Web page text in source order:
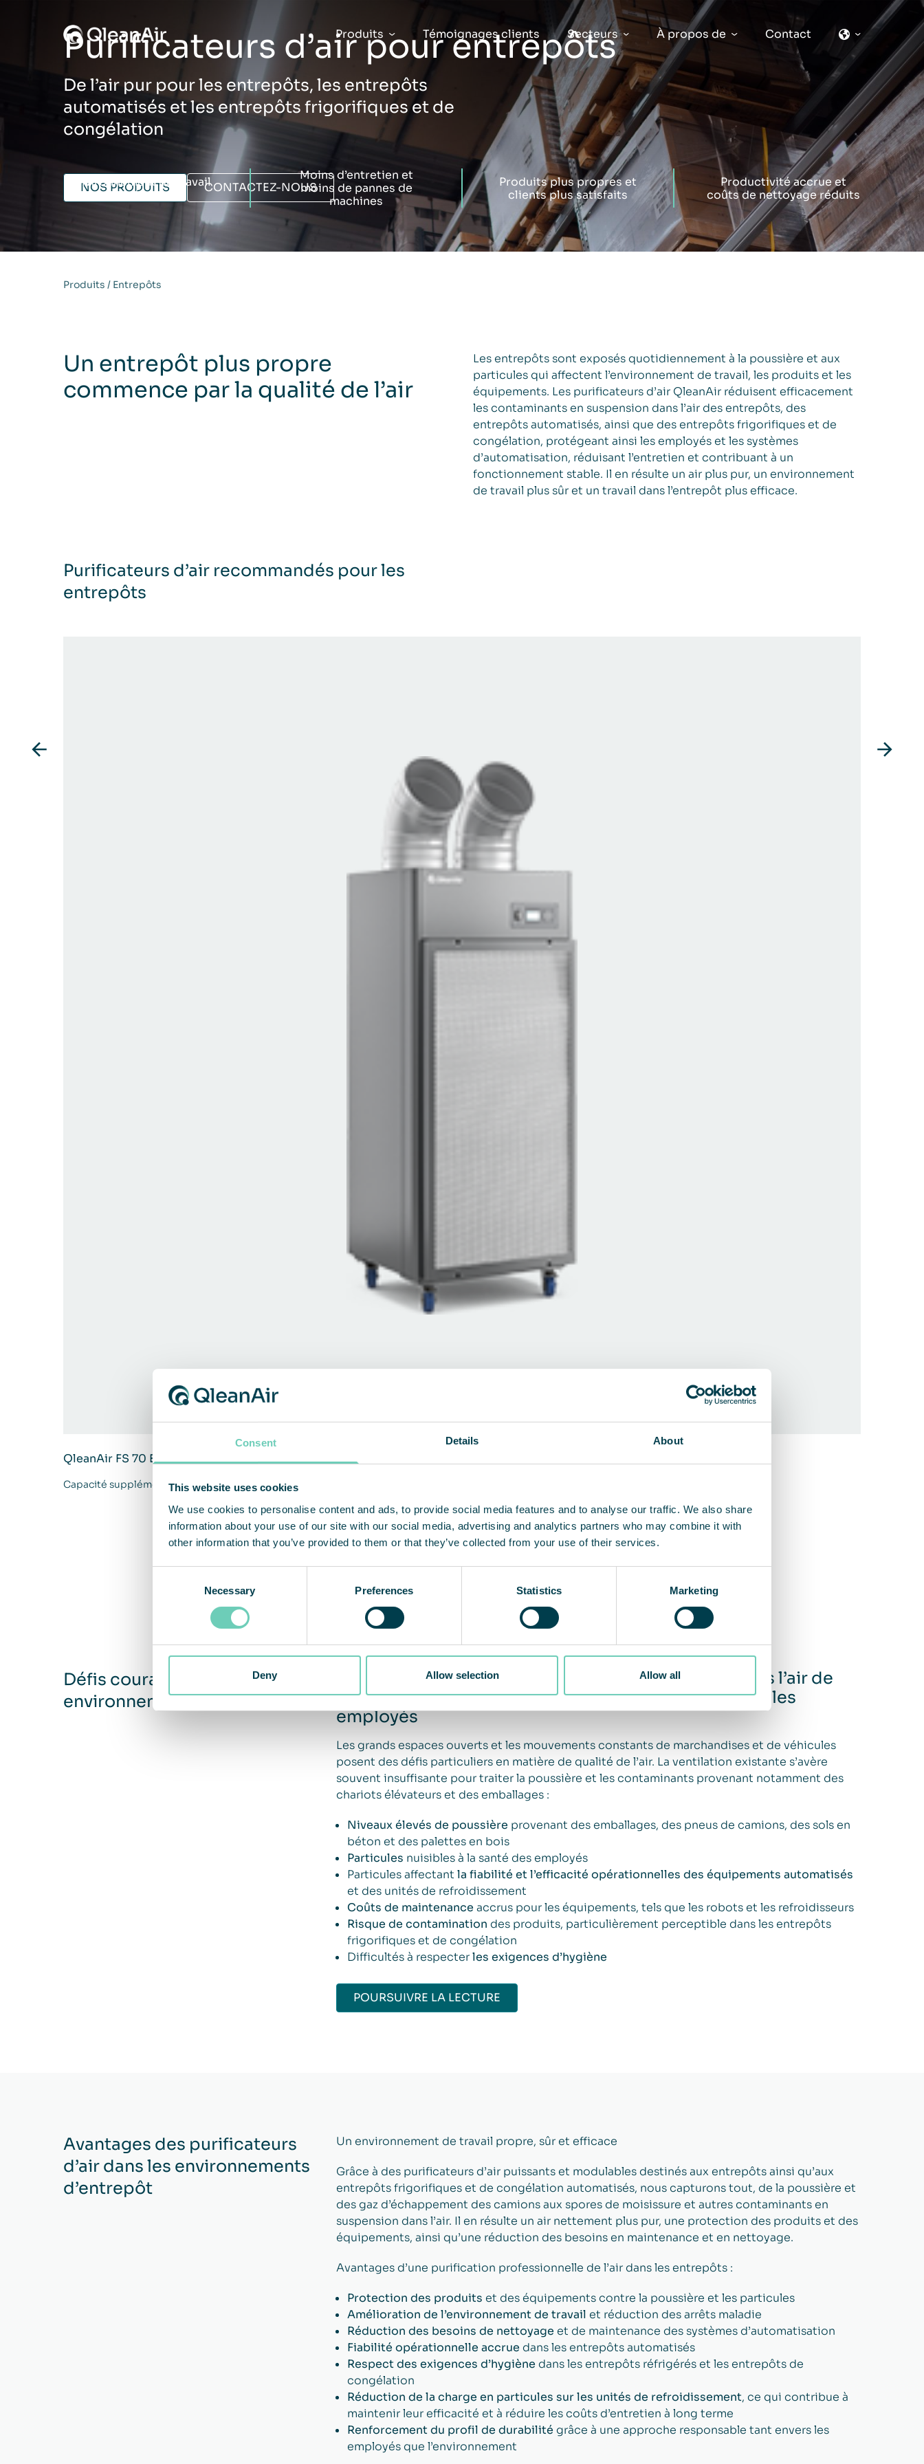
Consent Details About
This website uses cookies
We use cookies to personalise content and ads, to provide social media features and to analyse our traffic. We also share
information about your use of our site with our social media, advertising and analytics partners who may combine it with
other information that you’ve provided to them or that they’ve collected from your use of their services.
Necessary Preferences Statistics Marketing
Deny Allow selection Allow all
Produits
Témoignages clients Secteurs À propos de Contact
Purificateurs d’air pour entrepôts
De l’air pur pour les entrepôts, les entrepôts
automatisés et les entrepôts frigorifiques et de
congélation
NOS PRODUITS CONTACTEZ-NOUS
Environnement de travail
amélioré
Moins d’entretien et
moins de pannes de
machines
Produits plus propres et
clients plus satisfaits
Productivité accrue et
coûts de nettoyage réduits
Produits / Entrepôts
Un entrepôt plus propre
commence par la qualité de l’air
Les entrepôts sont exposés quotidiennement à la poussière et aux
particules qui affectent l’environnement de travail, les produits et les
équipements. Les purificateurs d’air QleanAir réduisent efficacement
les contaminants en suspension dans l’air des entrepôts, des
entrepôts automatisés, ainsi que des entrepôts frigorifiques et de
congélation, protégeant ainsi les employés et les systèmes
d’automatisation, réduisant l’entretien et contribuant à un
fonctionnement stable. Il en résulte un air plus pur, un environnement
de travail plus sûr et un travail dans l’entrepôt plus efficace.
Purificateurs d’air recommandés pour les
entrepôts
QleanAir FS 70 Extra Capacity
Capacité supplémentaire pour les applications industrielles
DÉCOUVREZ NOS PRODUITS
Défis courants dans les
environnements d’entrepôt
La poussière et les contaminants en suspension dans l’air de
l’entrepôt affectent les produits, les équipements et les
employés
Les grands espaces ouverts et les mouvements constants de marchandises et de véhicules
posent des défis particuliers en matière de qualité de l’air. La ventilation existante s’avère
souvent insuffisante pour traiter la poussière et les contaminants provenant notamment des
chariots élévateurs et des emballages :
Niveaux élevés de poussière provenant des emballages, des pneus de camions, des sols en
béton et des palettes en bois
Particules nuisibles à la santé des employés
Particules affectantla fiabilité et l’efficacité opérationnelles des équipements automatisés
et des unités de refroidissement
Coûts de maintenance accrus pour les équipements, tels que les robots et les refroidisseurs
Risque de contamination des produits, particulièrement perceptible dans les entrepôts
frigorifiques et de congélation
Difficultés à respecterles exigences d’hygiène
POURSUIVRE LA LECTURE
Avantages des purificateurs
d’air dans les environnements
d’entrepôt
Un environnement de travail propre, sûr et efficace
Grâce à des purificateurs d’air puissants et modulables destinés aux entrepôts ainsi qu’aux
entrepôts frigorifiques et de congélation automatisés, nous capturons tout, de la poussière et
des gaz d’échappement des camions aux spores de moisissure et autres contaminants en
suspension dans l’air. Il en résulte un air nettement plus pur, une protection des produits et des
équipements, ainsi qu’une réduction des besoins en maintenance et en nettoyage.
Avantages d’une purification professionnelle de l’air dans les entrepôts :
Protection des produits et des équipements contre la poussière et les particules
Amélioration de l’environnement de travail et réduction des arrêts maladie
Réduction des besoins de nettoyage et de maintenance des systèmes d’automatisation
Fiabilité opérationnelle accrue dans les entrepôts automatisés
Respect des exigences d’hygiène dans les entrepôts réfrigérés et les entrepôts de
congélation
Réduction de la charge en particules sur les unités de refroidissement, ce qui contribue à
maintenir leur efficacité et à réduire les coûts d’entretien à long terme
Renforcement du profil de durabilité grâce à une approche responsable tant envers les
employés que l’environnement